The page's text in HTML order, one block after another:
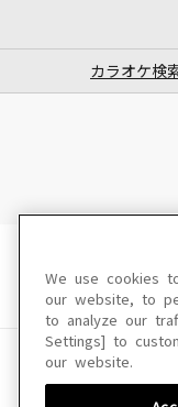
カラオケ検
We use cookies
our website, to
to analyze our
Settings] to
our website.